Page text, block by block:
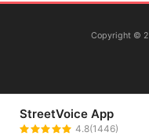
Copyright ©
StreetVoice App
4.8(1446)